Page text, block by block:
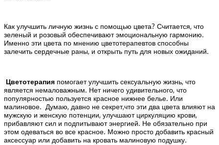
Как улучшить личную жизнь с помощью цвета? Считается, что
зеленый и розовый обеспечивают эмоциональную гармонию.
Именно эти цвета по мнению цветотерапевтов способны
залечить сердечные раны, и открыть путь для новых ожиданий.
Цветотерапия помогает улучшить сексуальную жизнь, что
является немаловажным. Нет ничего удивительного, что
популярностью пользуется красное нижнее белье. Или
малиновое. Думаю, давно не секрет,что эти два цвета влияют на
мужскую и женскую потенции, улучшают циркуляцию крови,
прибавляют сил и подпитывают энергией. Не обязательно при
этом одеваться во все красное. Можно просто добавить красный
аксессуар или добавить на кровать малиновую подушку.